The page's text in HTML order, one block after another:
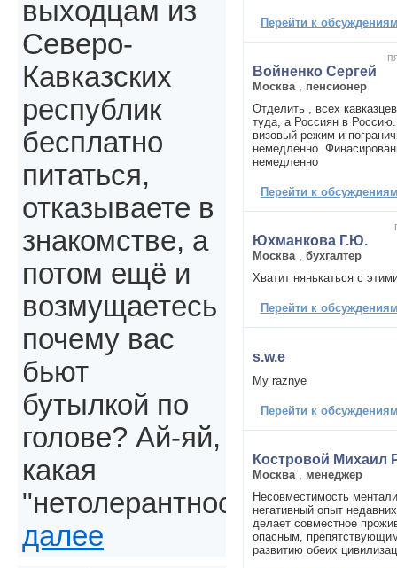
Перейти к
Войненко Сергей
Москва
пенсионер
Отделить , всех
туда, а Россиян в
визовый режим и
немедленно.
немедленно
Перейти к
Юхманкова Г.Ю.
Москва
бухгалтер
Хватит нянькаться с
Перейти к
s.w.e
My raznye
Перейти к
Костровой Михаил
Москва
менеджер
Несовместимость
негативный опыт
делает совместное
опасным,
развитию обеих
выходцам из
Северо-
Кавказских
республик
бесплатно
питаться,
отказываете в
знакомстве, а
потом ещё и
возмущаетесь
почему вас
бьют
бутылкой по
голове? Ай-яй,
какая
"нетолерантность".
далее